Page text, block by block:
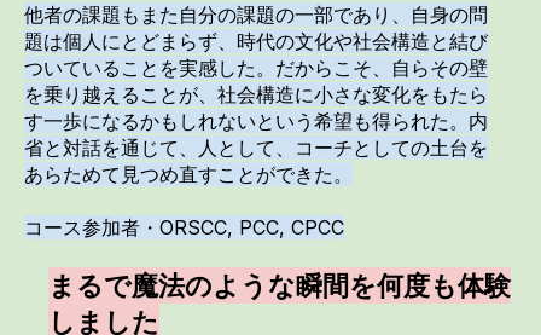
他者の課題もまた自分の課題の一部であり、自身の問
題は個人にとどまらず、時代の文化や社会構造と結び
ついていることを実感した。だからこそ、自らその壁
を乗り越えることが、社会構造に小さな変化をもたら
す一歩になるかもしれないという希望も得られた。内
省と対話を通じて、人として、コーチとしての土台を
あらためて見つめ直すことができた。
コース参加者・ORSCC, PCC, CPCC
まるで魔法のような瞬間を何度も体験
しました